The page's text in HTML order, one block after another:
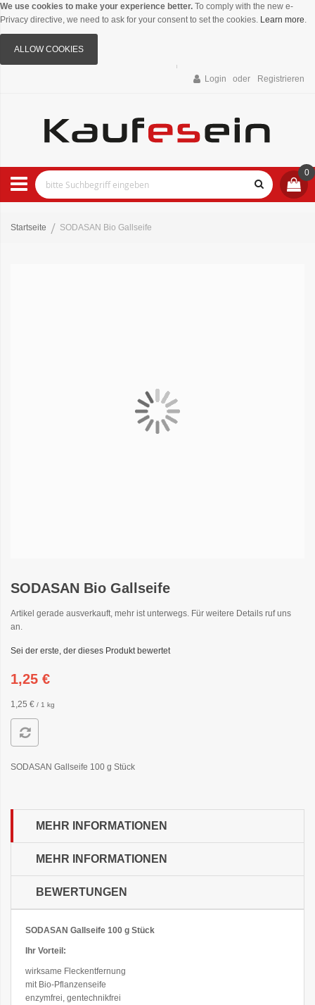
We use cookies to make your experience better. To comply with the new e-
Privacy directive, we need to ask for your consent to set the cookies. Learn more.
ALLOW COOKIES
Login Registrieren
0
Startseite SODASAN Bio Gallseife
SODASAN Bio Gallseife
Artikel gerade ausverkauft, mehr ist unterwegs. Für weitere Details ruf uns
an.
Sei der erste, der dieses Produkt bewertet
1,25 €
1,25 € / 1 kg
SODASAN Gallseife 100 g Stück
MEHR INFORMATIONEN
MEHR INFORMATIONEN
BEWERTUNGEN
SODASAN Gallseife 100 g Stück
Ihr Vorteil:
wirksame Fleckentfernung
mit Bio-Pflanzenseife
enzymfrei, gentechnikfrei